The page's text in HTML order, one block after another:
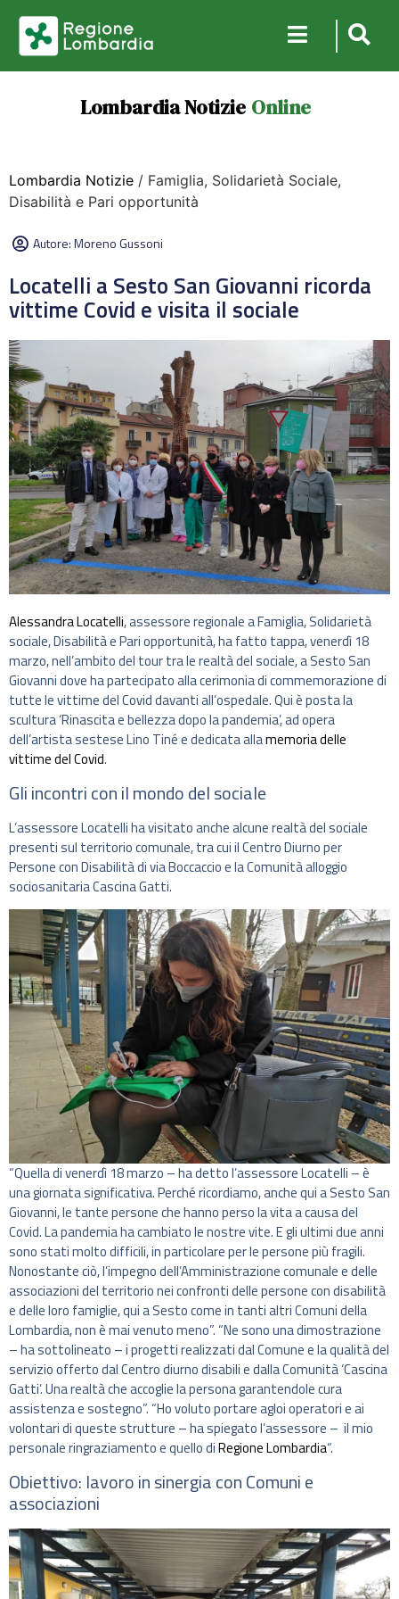
Lombardia Notizie Online
Lombardia Notizie / Famiglia, Solidarietà Sociale,
Disabilità e Pari opportunità
Autore:Moreno Gussoni
Locatelli a Sesto San Giovanni ricorda
vittime Covid e visita il sociale
Alessandra Locatelli, assessore regionale a Famiglia, Solidarietà
sociale, Disabilità e Pari opportunità, ha fatto tappa, venerdì 18
marzo, nell’ambito del tour tra le realtà del sociale, a Sesto San
Giovanni dove ha partecipato alla cerimonia di commemorazione di
tutte le vittime del Covid davanti all’ospedale. Qui è posta la
scultura ‘Rinascita e bellezza dopo la pandemia’, ad opera
dell’artista sestese Lino Tiné e dedicata allamemoria delle
vittime del Covid.
Gli incontri con il mondo del sociale
L’assessore Locatelli ha visitato anche alcune realtà del sociale
presenti sul territorio comunale, tra cui il Centro Diurno per
Persone con Disabilità di via Boccaccio e la Comunità alloggio
sociosanitaria Cascina Gatti.
“Quella di venerdì 18 marzo – ha detto l’assessore Locatelli – è
una giornata significativa. Perché ricordiamo, anche qui a Sesto San
Giovanni, le tante persone che hanno perso la vita a causa del
Covid. La pandemia ha cambiato le nostre vite. E gli ultimi due anni
sono stati molto difficili, in particolare per le persone più fragili.
Nonostante ciò, l’impegno dell’Amministrazione comunale e delle
associazioni del territorio nei confronti delle persone con disabilità
e delle loro famiglie, qui a Sesto come in tanti altri Comuni della
Lombardia, non è mai venuto meno”. “Ne sono una dimostrazione
– ha sottolineato – i progetti realizzati dal Comune e la qualità del
servizio offerto dal Centro diurno disabili e dalla Comunità ‘Cascina
Gatti’. Una realtà che accoglie la persona garantendole cura
assistenza e sostegno”. “Ho voluto portare agloi operatori e ai
volontari di queste strutture – ha spiegato l’assessore – il mio
personale ringraziamento e quello diRegione Lombardia“.
Obiettivo: lavoro in sinergia con Comuni e
associazioni